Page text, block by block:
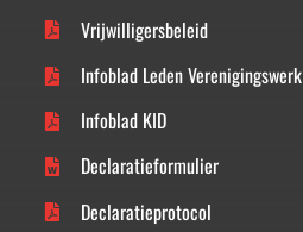
Vrijwilligersbeleid
Infoblad Leden Verenigingswerk
Infoblad KID
Declaratieformulier
Declaratieprotocol